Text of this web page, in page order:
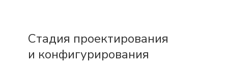
Стадия проектирования
и конфигурирования